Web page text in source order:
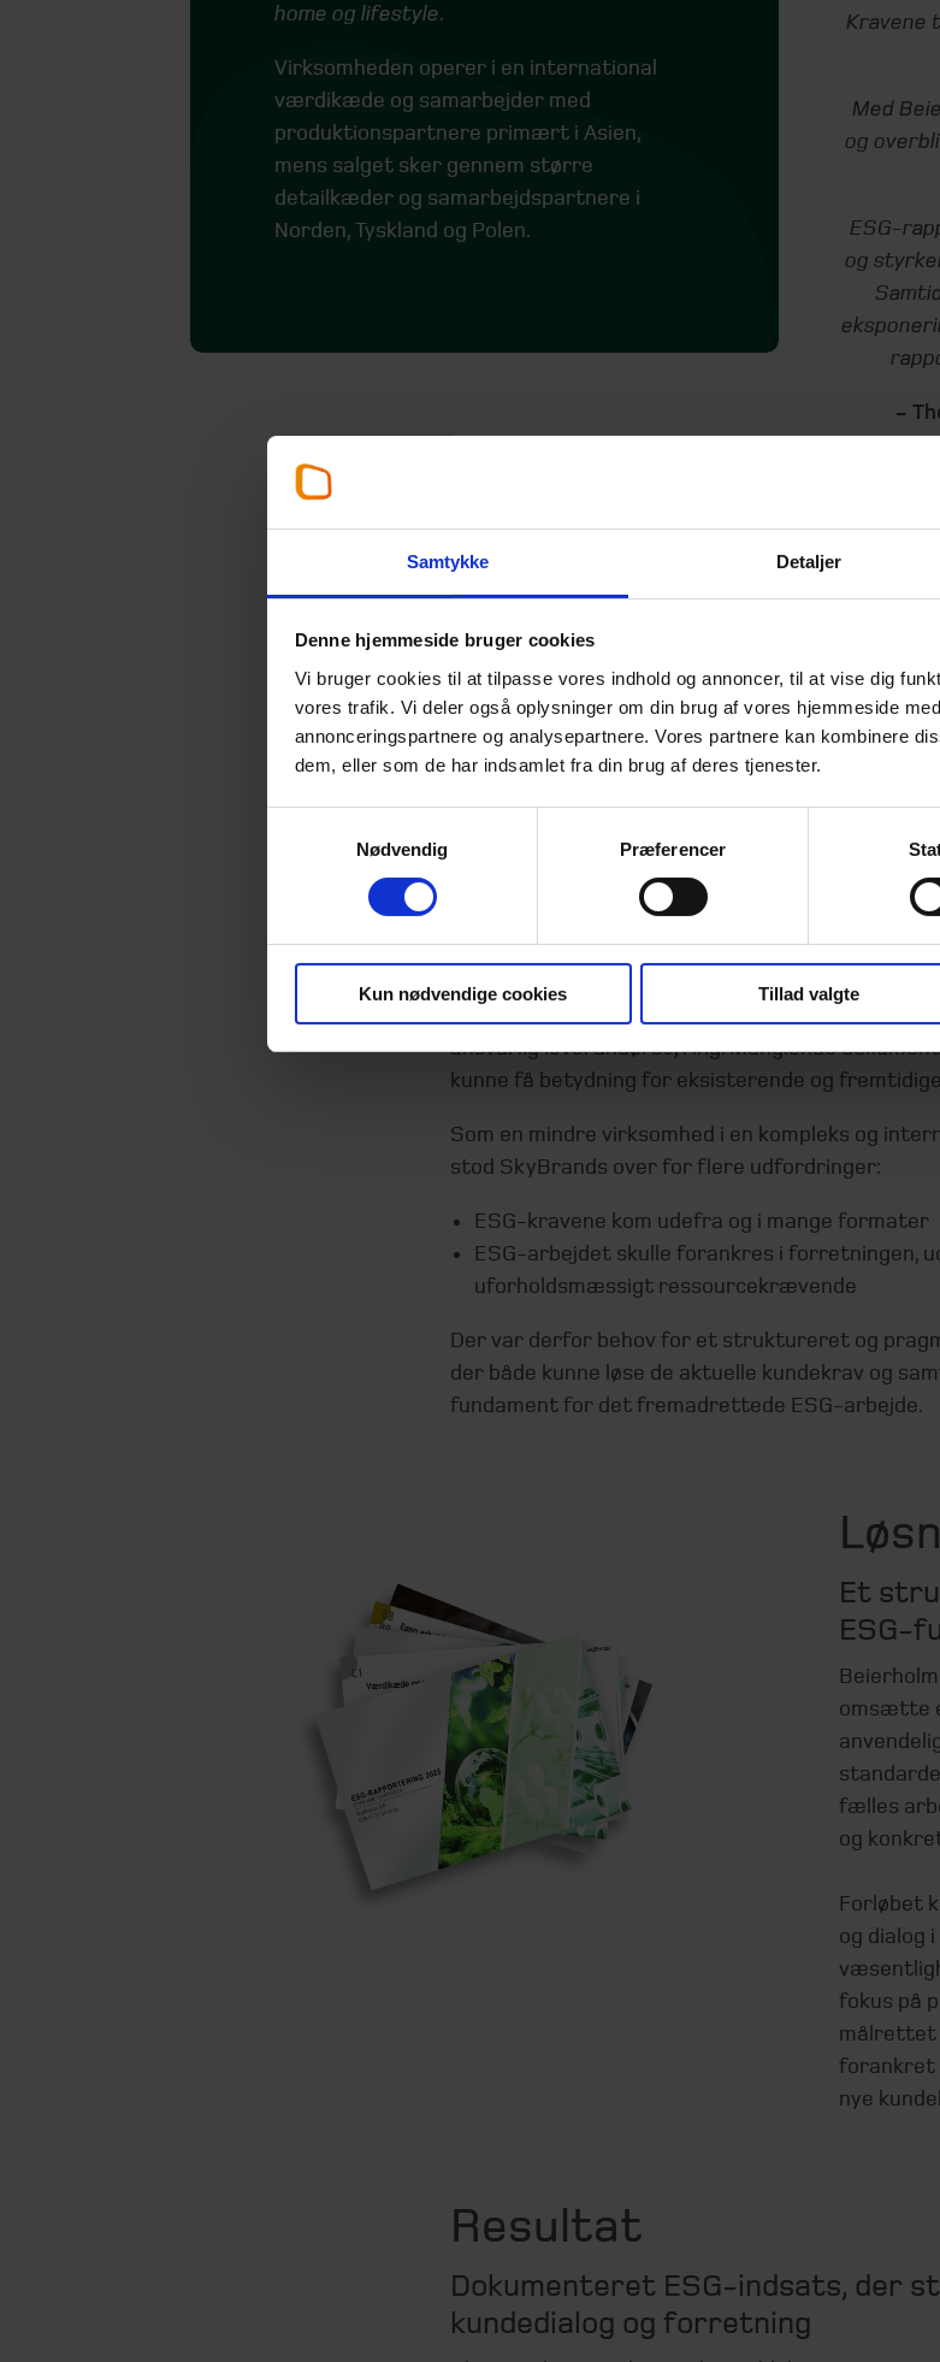
Samtykke Detaljer
Denne hjemmeside bruger cookies
Vi bruger cookies til at tilpasse vores indhold og annoncer, til at vise dig
vores trafik. Vi deler også oplysninger om din brug af vores hjemmeside
annonceringspartnere og analysepartnere. Vores partnere kan kombinere
dem, eller som de har indsamlet fra din brug af deres tjenester.
Nødvendig
Præferencer
Kun nødvendige cookies Tillad valgte
home og lifestyle.
Virksomheden operer i en international
værdikæde og samarbejder med
produktionspartnere primært i Asien,
mens salget sker gennem større
detailkæder og samarbejdspartnere i
Norden, Tyskland og Polen.
Kravene
Med
og
ESG-
og
-
Målsætning
Efterspørgslen efter ESG-dokumentation er i høj
SkyBrands’ større kunder og licenspartnere.
mere omfattende og mere konkrete og stiller
struktur og dokumenteret indsats på tværs af
ansvarlig leverandørstyring. Manglende
kunne få betydning for eksisterende og
Som en mindre virksomhed i en kompleks og
stod SkyBrands over for flere udfordringer:
ESG-kravene kom udefra og i mange formater
ESG-arbejdet skulle forankres i forretningen,
uforholdsmæssigt ressourcekrævende
Der var derfor behov for et struktureret og
der både kunne løse de aktuelle kundekrav og
fundament for det fremadrettede ESG-arbejde.
Et
omsætte
fælles
og
Forløbet
og dialog
fokus på
målrettet
forankret
nye
Resultat
Dokumenteret ESG‑indsats, der
kundedialog og forretning